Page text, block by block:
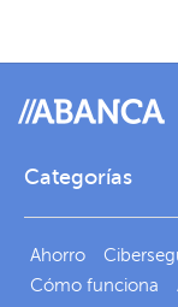
Categorías
Ahorro
Cómo funciona